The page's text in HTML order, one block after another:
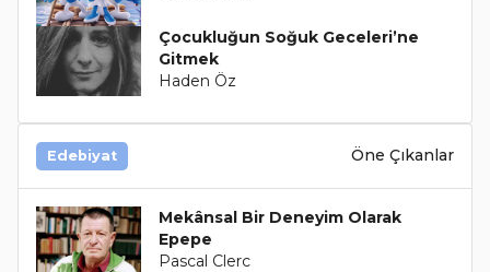
Çocukluğun Soğuk Geceleri’ne
Gitmek
Haden Öz
Edebiyat Öne Çıkanlar
Mekânsal Bir Deneyim Olarak
Epepe
Pascal Clerc